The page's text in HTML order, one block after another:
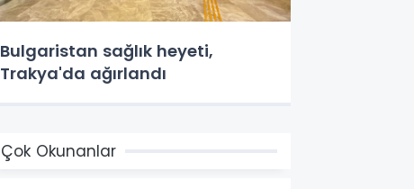
Bulgaristan sağlık heyeti,
Trakya'da ağırlandı
Çok Okunanlar